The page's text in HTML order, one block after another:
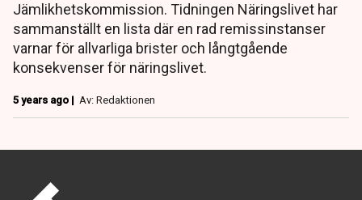
Jämlikhetskommission. Tidningen Näringslivet har
sammanställt en lista där en rad remissinstanser
varnar för allvarliga brister och långtgående
konsekvenser för näringslivet.
5 years ago | Av: Redaktionen